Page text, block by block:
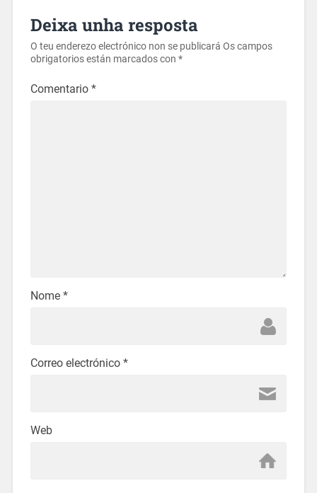
Deixa unha resposta
O teu enderezo electrónico non se publicará Os campos
obrigatorios están marcados con *
Comentario *
Nome *
Correo electrónico *
Web